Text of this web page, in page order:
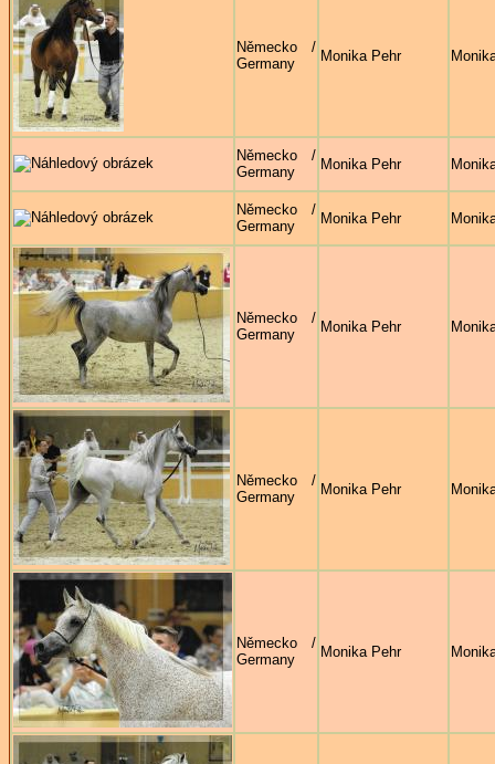
Německo /
Germany
Monika Pehr
Německo /
Germany
Monika Pehr
Německo /
Germany
Monika Pehr
Německo /
Germany
Monika Pehr
Německo /
Germany
Monika Pehr
Německo /
Germany
Monika Pehr